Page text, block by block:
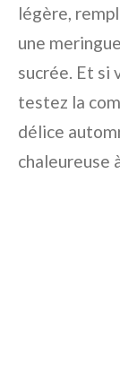
légère,
une
sucrée. Et si
testez la
délice
chaleureuse